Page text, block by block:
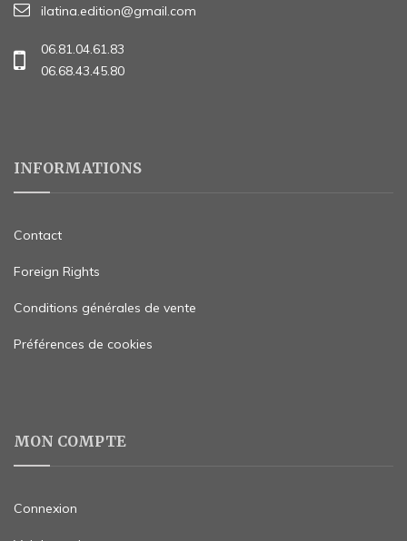
ilatina.edition@gmail.com
06.81.04.61.83
06.68.43.45.80
INFORMATIONS
Contact
Foreign Rights
Conditions générales de vente
Préférences de cookies
MON COMPTE
Connexion